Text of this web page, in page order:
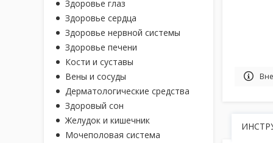
Здоровье глаз
Здоровье сердца
Здоровье нервной системы
Здоровье печени
Кости и суставы
Вены и сосуды
Дерматологические средства
Здоровый сон
Желудок и кишечник
Мочеполовая система